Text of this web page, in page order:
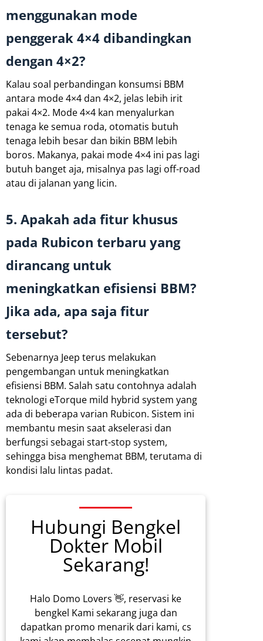
menggunakan mode
penggerak 4×4 dibandingkan
dengan 4×2?
Kalau soal perbandingan konsumsi BBM
antara mode 4×4 dan 4×2, jelas lebih irit
pakai 4×2. Mode 4×4 kan menyalurkan
tenaga ke semua roda, otomatis butuh
tenaga lebih besar dan bikin BBM lebih
boros. Makanya, pakai mode 4×4 ini pas lagi
butuh banget aja, misalnya pas lagi off-road
atau di jalanan yang licin.
5. Apakah ada fitur khusus
pada Rubicon terbaru yang
dirancang untuk
meningkatkan efisiensi BBM?
Jika ada, apa saja fitur
tersebut?
Sebenarnya Jeep terus melakukan
pengembangan untuk meningkatkan
efisiensi BBM. Salah satu contohnya adalah
teknologi eTorque mild hybrid system yang
ada di beberapa varian Rubicon. Sistem ini
membantu mesin saat akselerasi dan
berfungsi sebagai start-stop system,
sehingga bisa menghemat BBM, terutama di
kondisi lalu lintas padat.
Hubungi Bengkel
Dokter Mobil
Sekarang!
Halo Domo Lovers 👋, reservasi ke
bengkel Kami sekarang juga dan
dapatkan promo menarik dari kami, cs